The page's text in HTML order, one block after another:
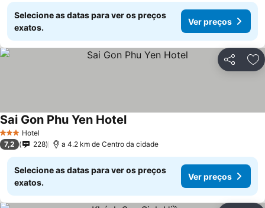
Selecione as datas para ver os preços
exatos.
Ver preços
Partilhar
3 EstrelasHotel
Sai Gon Phu Yen Hotel
7,2 228 a 4.2 km de Centro da cidade
Selecione as datas para ver os preços
exatos.
Ver preços